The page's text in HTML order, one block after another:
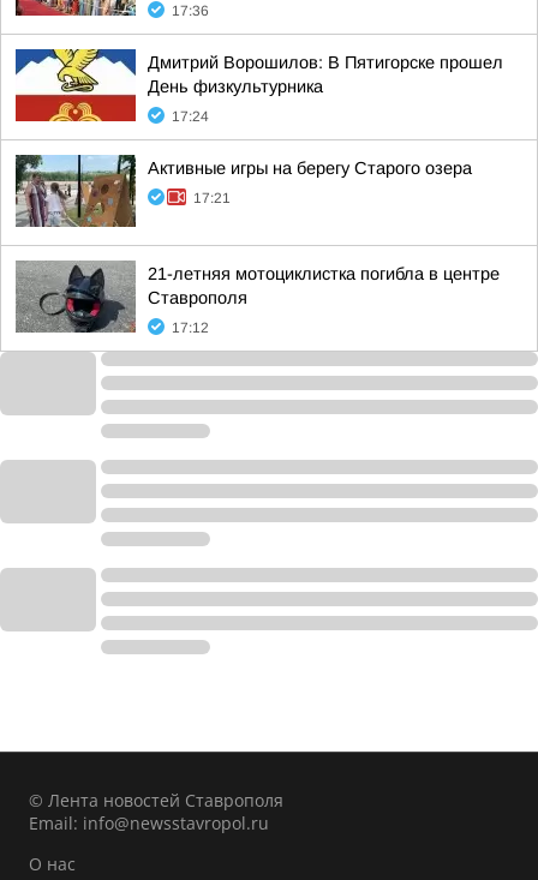
17:36
Дмитрий Ворошилов: В Пятигорске прошел
День физкультурника
17:24
Активные игры на берегу Старого озера
17:21
21-летняя мотоциклистка погибла в центре
Ставрополя
17:12
© Лента новостей Ставрополя
Email: info@newsstavropol.ru
О нас